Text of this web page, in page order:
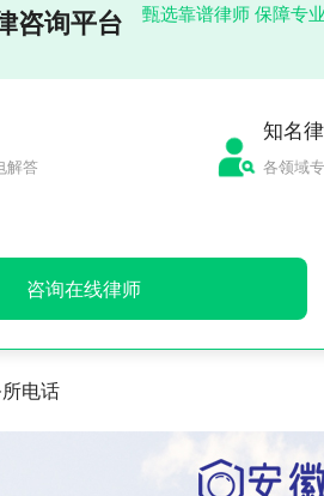
咨询平台 甄选靠谱律师 保障专
解答
知名
各领域
咨询在线律师
电话